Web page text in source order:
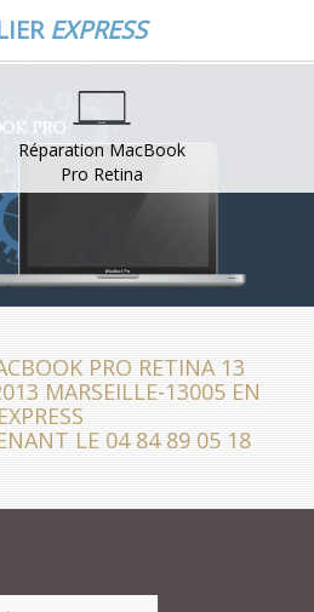
EXPRESS
Réparation MacBook
Pro Retina
PRO RETINA 13
MARSEILLE-13005 EN
EXPRESS
LE 04 84 89 05 18